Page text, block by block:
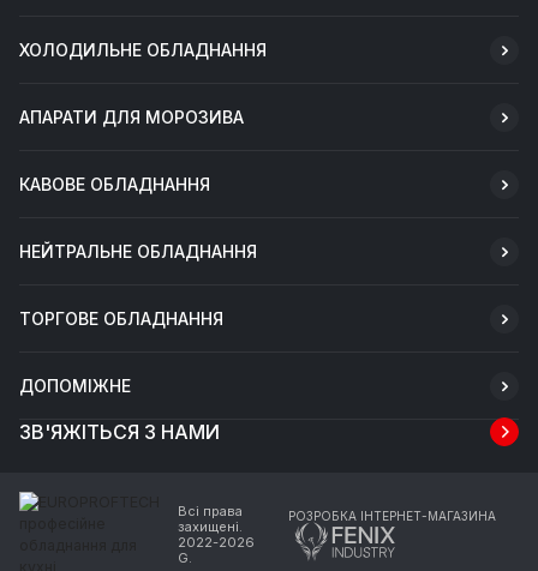
ХОЛОДИЛЬНЕ ОБЛАДНАННЯ
АПАРАТИ ДЛЯ МОРОЗИВА
КАВОВЕ ОБЛАДНАННЯ
НЕЙТРАЛЬНЕ ОБЛАДНАННЯ
ТОРГОВЕ ОБЛАДНАННЯ
ДОПОМІЖНЕ
ЗВ'ЯЖІТЬСЯ З НАМИ
Всі права
захищені.
2022-2026
G.
РОЗРОБКА ІНТЕРНЕТ-МАГАЗИНА